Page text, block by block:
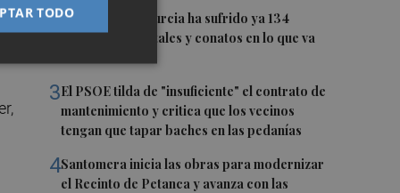
2La Región de Murcia ha sufrido ya 134
incendios forestales y conatos en lo que va
3El PSOE tilda de "insuficiente" el contrato de
mantenimiento y critica que los vecinos
tengan que tapar baches en las pedanías
4Santomera inicia las obras para modernizar
el Recinto de Petanca y avanza con las
TODO